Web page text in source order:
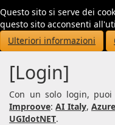
Questo sito si serve dei
questo sito acconsenti
Ulteriori informazioni
[Login]
Con un solo login,
Improove:AI Italy,
UGIdotNET.